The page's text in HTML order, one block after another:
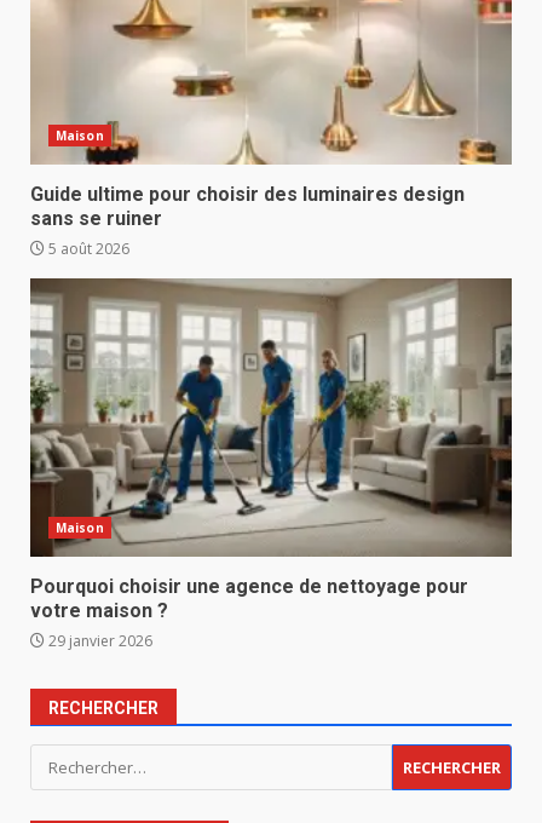
Maison
Guide ultime pour choisir des luminaires design
sans se ruiner
5 août 2026
Maison
Pourquoi choisir une agence de nettoyage pour
votre maison ?
29 janvier 2026
RECHERCHER
Rechercher :